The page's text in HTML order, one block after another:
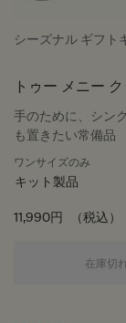
シーズナル ギフト
トゥー メニー
ザ キッチン
手のために、シン
も置きたい常備品
ワンサイズのみ
キット製品
11,990円 （税込）
在庫切